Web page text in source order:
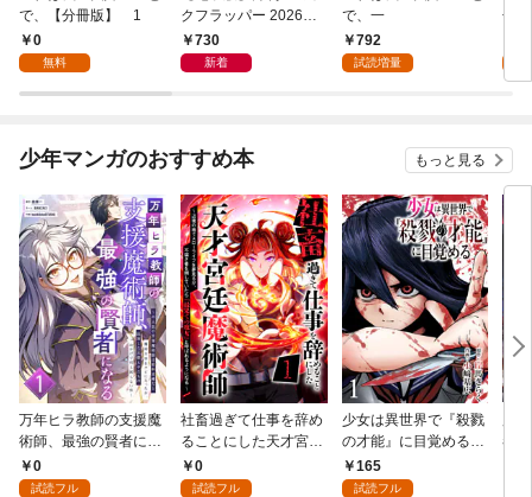
で、【分冊版】 1
0
無料
クフラッパー 2026年9
月号730
新着
で、一
792
試読増量
冊
少年マンガのおすすめ本 もっと見る
万年ヒラ教師の支援魔
術師、最強の賢者にな
る～不人気の支援魔術
師は給料泥棒だと魔術
0
試読フル
社畜過ぎて仕事を辞め
ることにした天才宮廷
魔術師～辺境の地でス
ローライフを夢見る
0
試読フル
少女は異世界で『殺戮
の才能』に目覚める
(話売り) #1
165
試読フル
者